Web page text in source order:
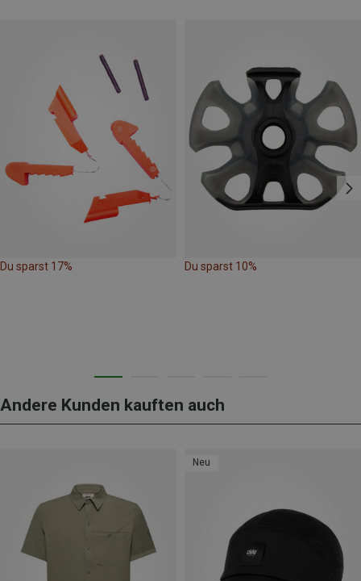
Du sparst 17% Du sparst 10%
Andere Kunden kauften auch
Neu